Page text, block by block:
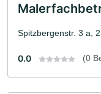
Spitzbergenstr. 3 a,
0.0 (0